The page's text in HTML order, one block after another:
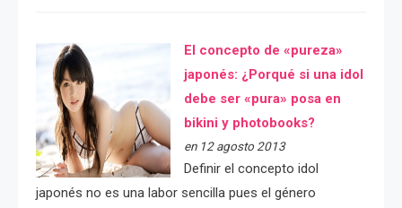
El concepto de «pureza»
japonés: ¿Porqué si una idol
debe ser «pura» posa en
bikini y photobooks?
en 12 agosto 2013
Definir el concepto idol
japonés no es una labor sencilla pues el género